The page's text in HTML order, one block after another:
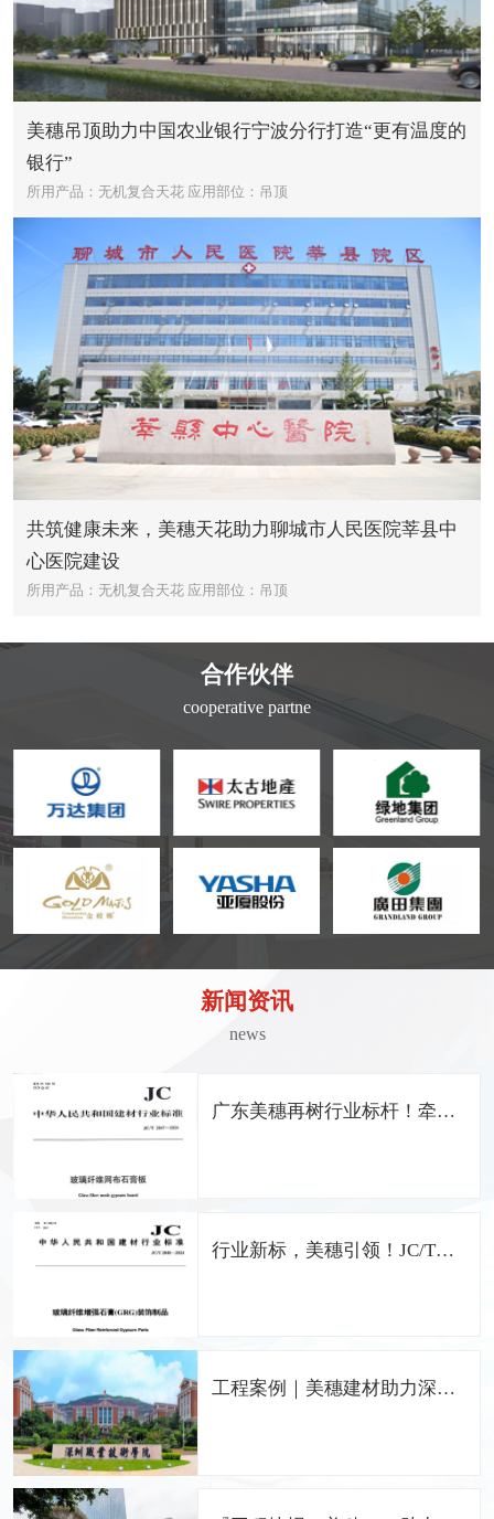
美穗吊顶助力中国农业银行宁波分行打造“更有温度的
银行”
所用产品：无机复合天花 应用部位：吊顶
共筑健康未来，美穗天花助力聊城市人民医院莘县中
心医院建设
所用产品：无机复合天花 应用部位：吊顶
合作伙伴
cooperative partne
新闻资讯
news
广东美穗再树行业标杆！牵头
行业新标，美穗引领！JC/T
工程案例｜美穗建材助力深圳